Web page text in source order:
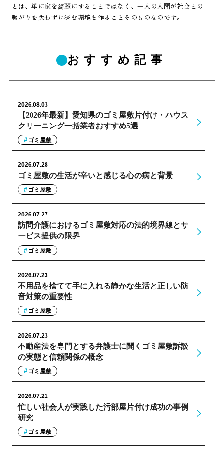
とは、単に家を綺麗にすることではなく、一人の人間が社会との
繋がりを失わずに済む環境を作ることそのものなのです。
おすすめ記事
【2026年最新】愛知県のゴミ屋敷片付け・ハウス
クリーニング一括業者おすすめ5選
2026.08.03
ゴミ屋敷
ゴミ屋敷の生活が辛いと感じる心の病と背景
2026.07.28
ゴミ屋敷
訪問介護におけるゴミ屋敷対応の法的境界線とサ
ービス提供の限界
2026.07.27
ゴミ屋敷
不用品を捨てて手に入れる静かな生活と正しい防
音対策の重要性
2026.07.23
ゴミ屋敷
不動産法を専門とする弁護士に聞くゴミ屋敷訴訟
の実態と信頼関係の概念
2026.07.23
ゴミ屋敷
忙しい社会人が実践した汚部屋片付け成功の事例
研究
2026.07.21
ゴミ屋敷